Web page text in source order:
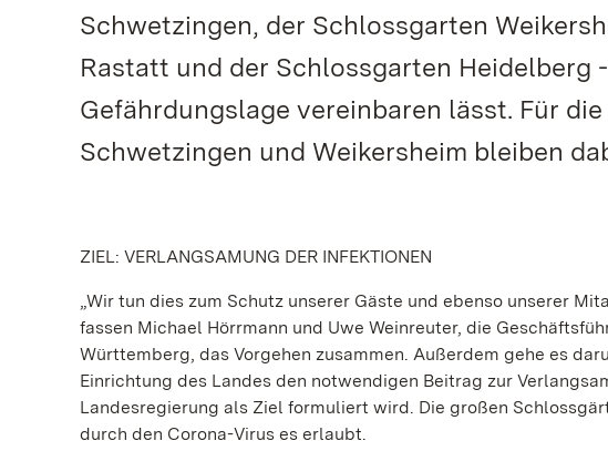
Schwetzingen, der Schlossgarten
Rastatt und der Schlossgarten Heidelberg
Gefährdungslage vereinbaren lässt. Für
Schwetzingen und Weikersheim bleiben
ZIEL: VERLANGSAMUNG DER INFEKTIONEN
„Wir tun dies zum Schutz unserer Gäste und ebenso unserer
fassen Michael Hörrmann und Uwe Weinreuter, die
Württemberg, das Vorgehen zusammen. Außerdem gehe es
Einrichtung des Landes den notwendigen Beitrag zur
Landesregierung als Ziel formuliert wird. Die großen
durch den Corona-Virus es erlaubt.